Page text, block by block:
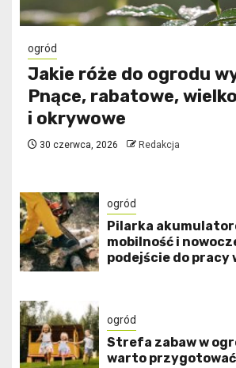
ogród
Jakie róże do ogrodu
Pnące, rabatowe,
i okrywowe
30 czerwca, 2026 Redakcja
ogród
Pilarka
mobilność i
podejście do pracy
ogród
Strefa zabaw w
warto